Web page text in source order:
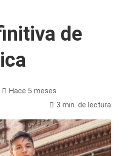
de
Hace 5 meses
3 min. de lectura